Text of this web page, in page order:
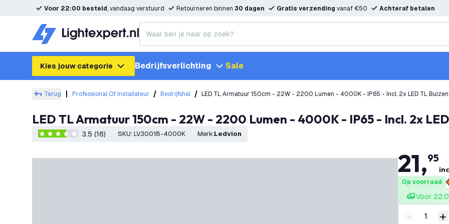
Voor 22:00 besteld, vandaag verstuurd Retourneren binnen 30 dagen Gratis verzending vanaf €50 Achteraf betalen
Kies jouw categorie Bedrijfsverlichting Sale
Terug Professional Of Installateur Bedrijfshal LED TL Armatuur 150cm - 22W - 2200 Lumen - 4000K - IP65 - Incl. 2x LED TL Buizen
LED TL Armatuur 150cm - 22W - 2200 Lumen - 4000K - IP65 - Incl. 2x
3.5 score sterren3.5 (16) SKU: LV30018-4000K Merk: Ledvion
21,95
Op voorraad
Voor
Verminder
- +